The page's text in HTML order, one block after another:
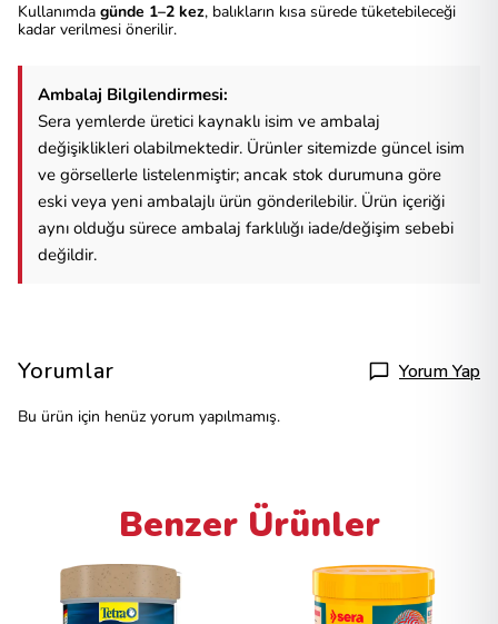
Kullanımda günde 1–2 kez, balıkların kısa sürede tüketebileceği
kadar verilmesi önerilir.
Ambalaj Bilgilendirmesi:
Sera yemlerde üretici kaynaklı isim ve ambalaj
değişiklikleri olabilmektedir. Ürünler sitemizde güncel isim
ve görsellerle listelenmiştir; ancak stok durumuna göre
eski veya yeni ambalajlı ürün gönderilebilir. Ürün içeriği
aynı olduğu sürece ambalaj farklılığı iade/değişim sebebi
değildir.
Yorumlar Yorum Yap
Bu ürün için henüz yorum yapılmamış.
Benzer Ürünler